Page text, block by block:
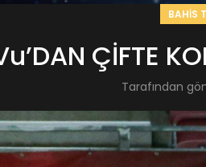
BAHIS
ÇİFTE
Tarafından